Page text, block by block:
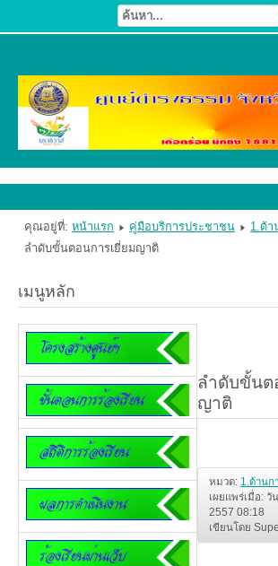
คุณอยู่ที่: หน้าแรก คู่มือบริการประชาชน
1.ด้า
ลำดับขั้นตอนการเยี่ยมญาติ
เมนูหลัก
ลำดับขั้นต
ญาติ
หมวด: 1.ด้านก
เผยแพร่เมื่อ:
2557 08:18
เขียนโดย